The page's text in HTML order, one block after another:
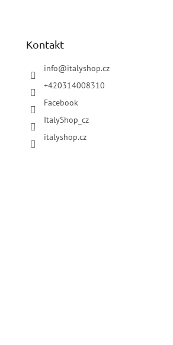
Kontakt
info@italyshop.cz
+420314008310
Facebook
ItalyShop_cz
italyshop.cz